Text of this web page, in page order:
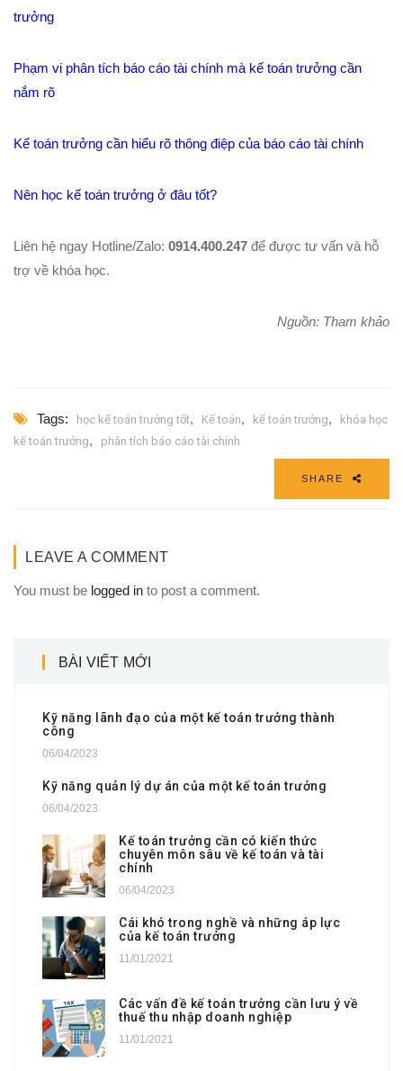
trưởng
Phạm vi phân tích báo cáo tài chính mà kế toán trưởng cần
nắm rõ
Kế toán trưởng cần hiểu rõ thông điệp của báo cáo tài chính
Nên học kế toán trưởng ở đâu tốt?
Liên hệ ngay Hotline/Zalo: 0914.400.247 để được tư vấn và hỗ
trợ về khóa học.
Nguồn: Tham khảo
Tags: học kế toán trưởng tốt, Kế toán, kế toán trưởng,
khóa học
kế toán trưởng, phân tích báo cáo tài chính
SHARE
LEAVE A COMMENT
You must be logged in to post a comment.
BÀI VIẾT MỚI
Kỹ năng lãnh đạo của một kế toán trưởng thành
công
06/04/2023
Kỹ năng quản lý dự án của một kế toán trưởng
06/04/2023
Kế toán trưởng cần có kiến thức
chuyên môn sâu về kế toán và tài
chính
06/04/2023
Cái khó trong nghề và những áp lực
của kế toán trưởng
11/01/2021
Các vấn đề kế toán trưởng cần lưu ý về
thuế thu nhập doanh nghiệp
11/01/2021